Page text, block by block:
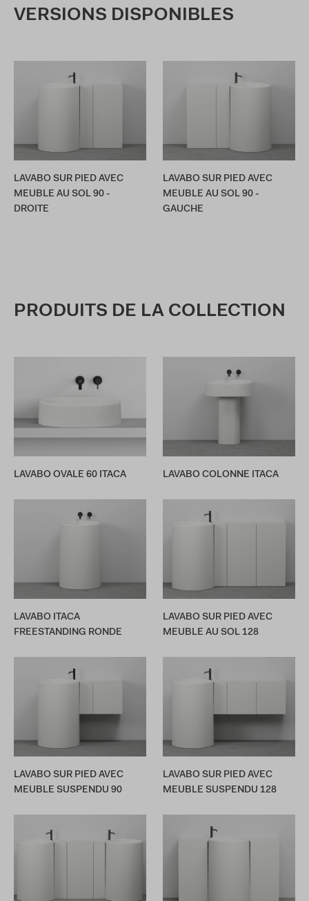
VERSIONS DISPONIBLES
LAVABO SUR PIED AVEC
MEUBLE AU SOL 90 -
DROITE
LAVABO SUR PIED AVEC
MEUBLE AU SOL 90 -
GAUCHE
PRODUITS DE LA COLLECTION
LAVABO OVALE 60 ITACA LAVABO COLONNE ITACA
LAVABO ITACA
FREESTANDING RONDE
LAVABO SUR PIED AVEC
MEUBLE AU SOL 128
LAVABO SUR PIED AVEC
MEUBLE SUSPENDU 90
LAVABO SUR PIED AVEC
MEUBLE SUSPENDU 128